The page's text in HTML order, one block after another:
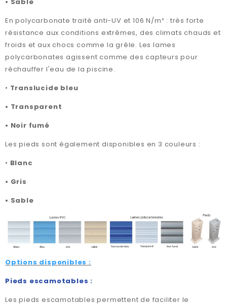
En polycarbonate traité anti-UV et 106 N/m² : très forte
résistance aux conditions extrêmes, des climats chauds et
froids et aux chocs comme la grêle. Les lames
polycarbonates agissent comme des capteurs pour
réchauffer l'eau de la piscine.
• Translucide bleu
• Transparent
• Noir fumé
Les pieds sont également disponibles en 3 couleurs :
• Blanc
• Gris
• Sable
Options disponibles :
Pieds escamotables :
Les pieds escamotables permettent de faciliter le